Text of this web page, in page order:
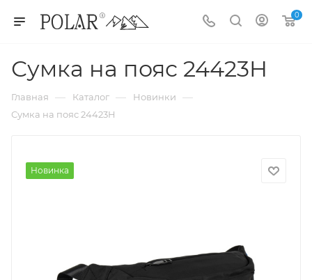
0
Сумка на пояс 24423H
Главная — Каталог — Новинки —
Сумка на пояс 24423H
Новинка